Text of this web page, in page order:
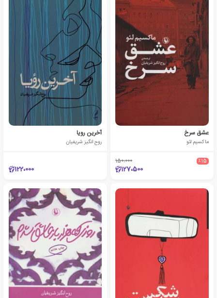
عشق سرخ
ماکسیم لئو
٪15 150،000
127،500
آخرین رویا
روح انگیز شریفیان
122،000